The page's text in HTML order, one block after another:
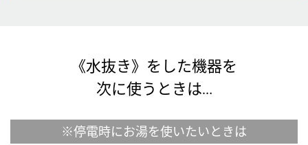
《水抜き》をした機器を
次に使うときは…
※停電時にお湯を使いたいときは